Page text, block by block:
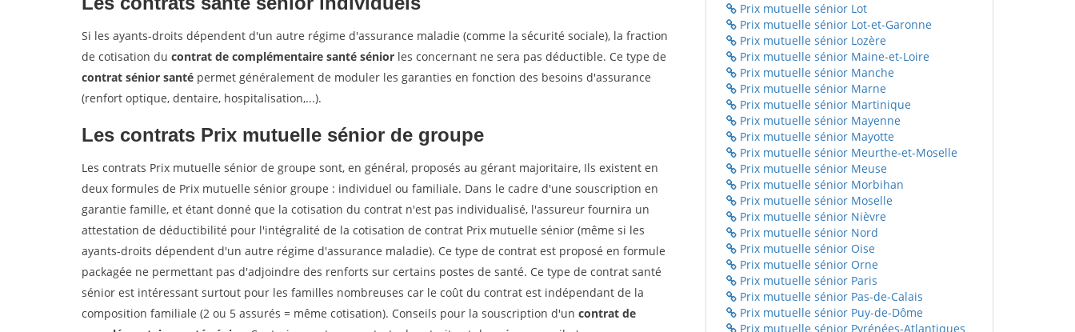
Si les ayants-droits dépendent d'un autre régime d'assurance maladie (comme la sécurité sociale), la fraction
de cotisation du contrat de complémentaire santé sénior les concernant ne sera pas déductible. Ce type de
contrat sénior santé permet généralement de moduler les garanties en fonction des besoins d'assurance
(renfort optique, dentaire, hospitalisation,...).
Les contrats Prix mutuelle sénior de groupe
Les contrats Prix mutuelle sénior de groupe sont, en général, proposés au gérant majoritaire, Ils existent en
deux formules de Prix mutuelle sénior groupe : individuel ou familiale. Dans le cadre d'une souscription en
garantie famille, et étant donné que la cotisation du contrat n'est pas individualisé, l'assureur fournira un
attestation de déductibilité pour l'intégralité de la cotisation de contrat Prix mutuelle sénior (même si les
ayants-droits dépendent d'un autre régime d'assurance maladie). Ce type de contrat est proposé en formule
packagée ne permettant pas d'adjoindre des renforts sur certains postes de santé. Ce type de contrat santé
sénior est intéressant surtout pour les familles nombreuses car le coût du contrat est indépendant de la
composition familiale (2 ou 5 assurés = même cotisation). Conseils pour la souscription d'un contrat de
Prix mutuelle sénior Lot
Prix mutuelle sénior Lot-et-Garonne
Prix mutuelle sénior Lozère
Prix mutuelle sénior Maine-et-Loire
Prix mutuelle sénior Manche
Prix mutuelle sénior Marne
Prix mutuelle sénior Martinique
Prix mutuelle sénior Mayenne
Prix mutuelle sénior Mayotte
Prix mutuelle sénior Meurthe-et-Moselle
Prix mutuelle sénior Meuse
Prix mutuelle sénior Morbihan
Prix mutuelle sénior Moselle
Prix mutuelle sénior Nièvre
Prix mutuelle sénior Nord
Prix mutuelle sénior Oise
Prix mutuelle sénior Orne
Prix mutuelle sénior Paris
Prix mutuelle sénior Pas-de-Calais
Prix mutuelle sénior Puy-de-Dôme
Prix mutuelle sénior Pyrénées-Atlantiques